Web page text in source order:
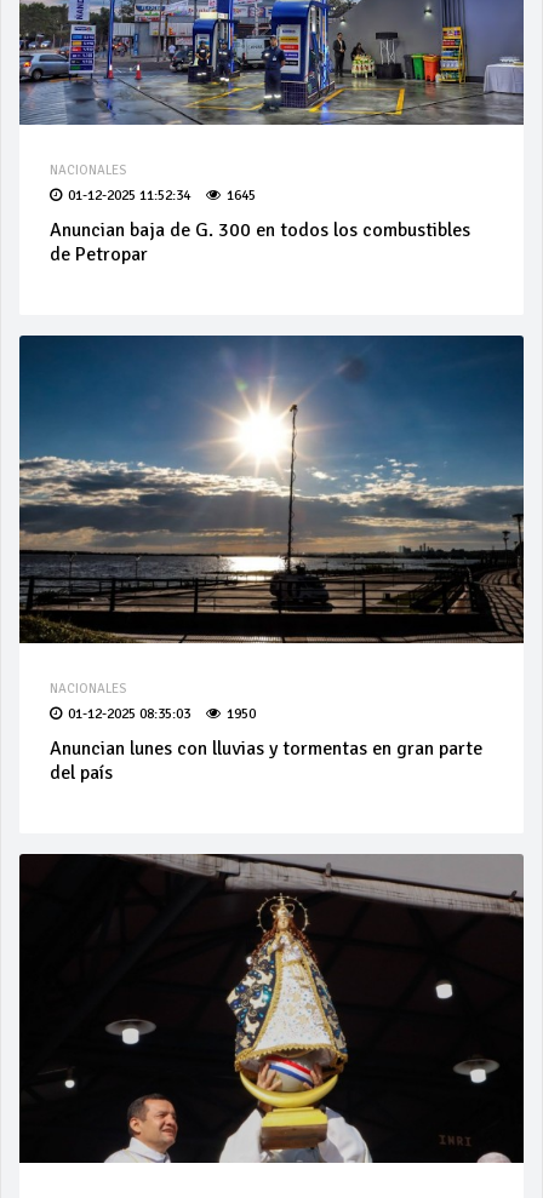
NACIONALES
01-12-2025 11:52:34 1645
Anuncian baja de G. 300 en todos los combustibles
de Petropar
NACIONALES
01-12-2025 08:35:03 1950
Anuncian lunes con lluvias y tormentas en gran parte
del país